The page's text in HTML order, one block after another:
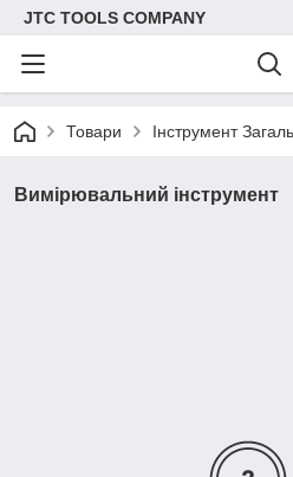
JTC TOOLS COMPANY
Товари Інструмент
Вимірювальний інструмент